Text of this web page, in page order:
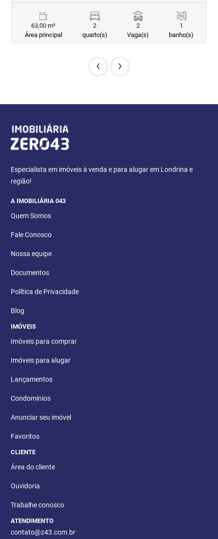
63,00 m²
Área principal
2
quarto(s)
2
Vaga(s)
1
banho(s)
‹ ›
Especialista em imóveis à venda e para alugar em Londrina e
região!
A IMOBILIÁRIA 043
Quem Somos
Fale Conosco
Nossa equipe
Documentos
Política de Privacidade
Blog
IMÓVEIS
Imóveis para comprar
Imóveis para alugar
Lançamentos
Condomínios
Anunciar seu imóvel
Favoritos
CLIENTE
Área do cliente
Ouvidoria
Trabalhe conosco
ATENDIMENTO
contato@z43.com.br